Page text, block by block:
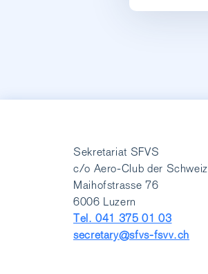
Sekretariat SFVS
c/o Aero-Club der Schweiz
Maihofstrasse 76
6006 Luzern
Tel. 041 375 01 03
secretary@sfvs-fsvv.ch